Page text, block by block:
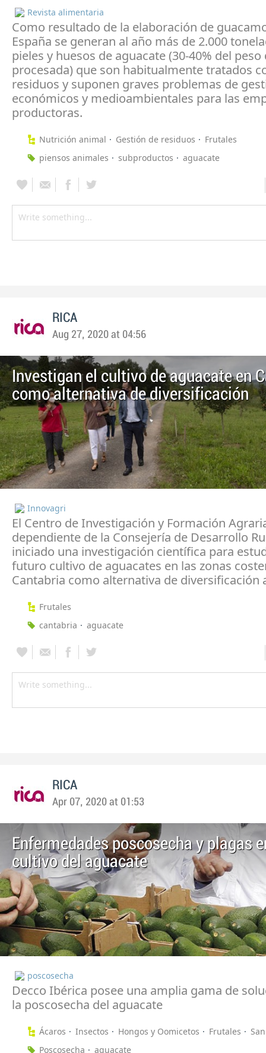
Revista alimentaria
Como resultado de la elaboración de
España se generan al año más de 2.000
pieles y huesos de aguacate (30-40% del
procesada) que son habitualmente tratados
residuos y suponen graves problemas de
económicos y medioambientales para las
productoras.
Nutrición animal Gestión de residuos
Frutales
piensos animales
subproductos aguacate
RICA
Aug 27, 2020 at 04:56
Investigan el cultivo de aguacate en
como alternativa de diversificación
Innovagri
El Centro de Investigación y Formación
dependiente de la Consejería de Desarrollo
iniciado una investigación científica para
futuro cultivo de aguacates en las zonas
Cantabria como alternativa de diversificación
Frutales
cantabria
aguacate
RICA
Apr 07, 2020 at 01:53
Enfermedades poscosecha y plagas
cultivo del aguacate
poscosecha
Decco Ibérica posee una amplia gama de
la poscosecha del aguacate
Ácaros Insectos Hongos y Oomicetos Frutales
Poscosecha
aguacate